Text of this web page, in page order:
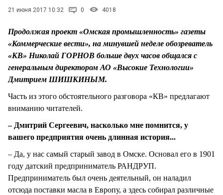
21 июня 2017 10:32 0 4018
Продолжая проект «Омская промышленность» газеты
«Коммерческие вести», на минувшей неделе обозреватель
«КВ» Николай ГОРНОВ больше двух часов общался с
генеральным директором АО «Высокие Технологии»
Дмитрием ШИШКИНЫМ.
Часть из этого обстоятельного разговора «КВ» предлагают
вниманию читателей.
– Дмитрий Сергеевич, насколько мне помнится, у
вашего предприятия очень длинная история...
– Да, у нас самый старый завод в Омске. Основал его в 1901
году датский предприниматель РАНДРУП.
Предприниматель был очень деятельный, он наладил
отсюда поставки масла в Европу, а здесь собирал различные